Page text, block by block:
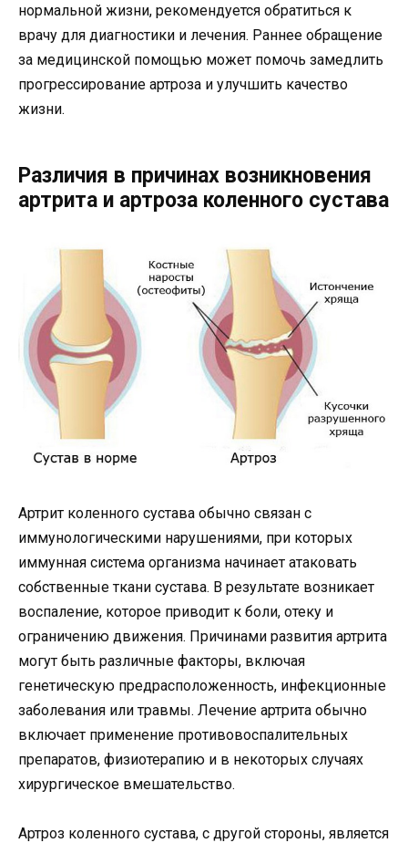
нормальной жизни, рекомендуется обратиться к
врачу для диагностики и лечения. Раннее обращение
за медицинской помощью может помочь замедлить
прогрессирование артроза и улучшить качество
жизни.
Различия в причинах возникновения
артрита и артроза коленного сустава
Артрит коленного сустава обычно связан с
иммунологическими нарушениями, при которых
иммунная система организма начинает атаковать
собственные ткани сустава. В результате возникает
воспаление, которое приводит к боли, отеку и
ограничению движения. Причинами развития артрита
могут быть различные факторы, включая
генетическую предрасположенность, инфекционные
заболевания или травмы. Лечение артрита обычно
включает применение противовоспалительных
препаратов, физиотерапию и в некоторых случаях
хирургическое вмешательство.
Артроз коленного сустава, с другой стороны, является